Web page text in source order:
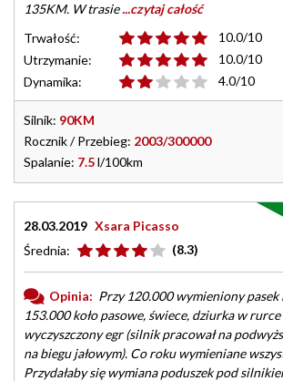
135KM. W trasie...czytaj całość
Trwałość:
10.0/10
Utrzymanie:
10.0/10
Dynamika:
4.0/10
Silnik: 90KM
Rocznik / Przebieg: 2003/300000
Spalanie: 7.5l/100km
28.03.2019 Xsara Picasso
Średnia:
(8.3)
Opinia: Przy 120.000 wymieniony
153.000 koło pasowe, świece, dziurka w
wyczyszczony egr (silnik pracował na
na biegu jałowym). Co roku wymieniane
Przydałaby się wymiana poduszek pod